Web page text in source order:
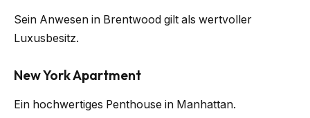
Sein Anwesen in Brentwood gilt als wertvoller
Luxusbesitz.
New York Apartment
Ein hochwertiges Penthouse in Manhattan.